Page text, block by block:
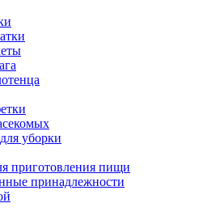
уборки
приготовления пищи
принадлежности